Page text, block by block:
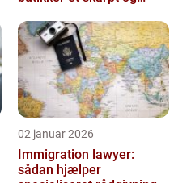
02 januar 2026
Immigration lawyer:
sådan hjælper